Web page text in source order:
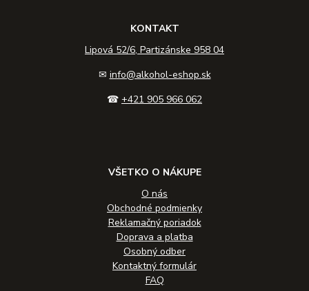
KONTAKT
Lipová 52/6, Partizánske 958 04
✉ info@alkohol-eshop.sk
☎ +421 905 966 062
VŠETKO O NÁKUPE
O nás
Obchodné podmienky
Reklamačný poriadok
Doprava a platba
Osobný odber
Kontaktný formulár
FAQ